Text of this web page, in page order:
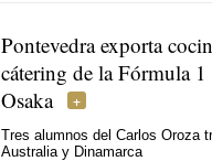
Pontevedra exporta
cátering de la Fórmula
Osaka
Tres alumnos del Carlos Oroza
Australia y Dinamarca